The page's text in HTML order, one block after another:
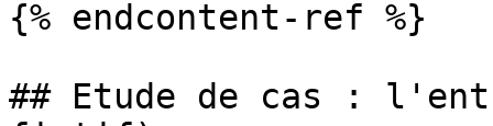
{% endcontent-ref %}
## Etude de cas :